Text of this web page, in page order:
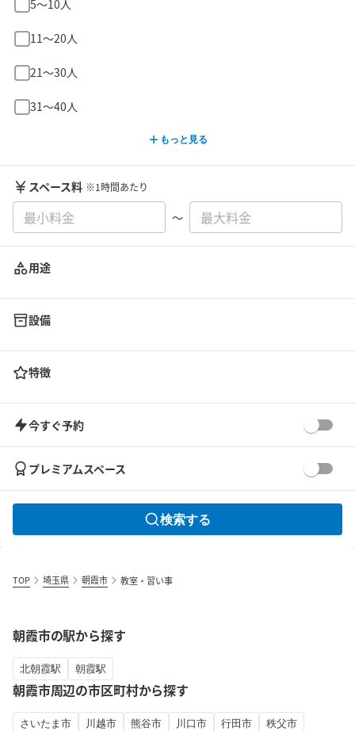
5〜10人
11〜20人
21〜30人
31〜40人
もっと見る
スペース料 ※1時間あたり
〜
用途
設備
特徴
今すぐ予約
プレミアムスペース
検索する
TOP 埼玉県 朝霞市 教室・習い事
朝霞市の駅から探す
北朝霞駅 朝霞駅
朝霞市周辺の市区町村から探す
さいたま市 川越市 熊谷市 川口市 行田市
秩父市